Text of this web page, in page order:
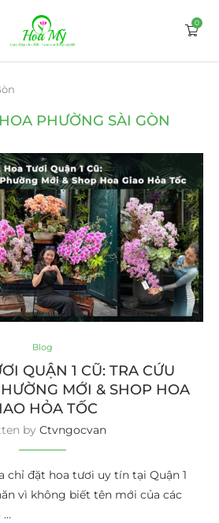
0
PHƯỜNG SÀI GÒN
Blog
QUẬN 1 CŨ: TRA CỨU
MỚI & SHOP HOA
HỎA TỐC
by Ctvngocvan
chỉ đặt hoa tươi uy tín tại Quận 1
vì không biết tên mới của các
…